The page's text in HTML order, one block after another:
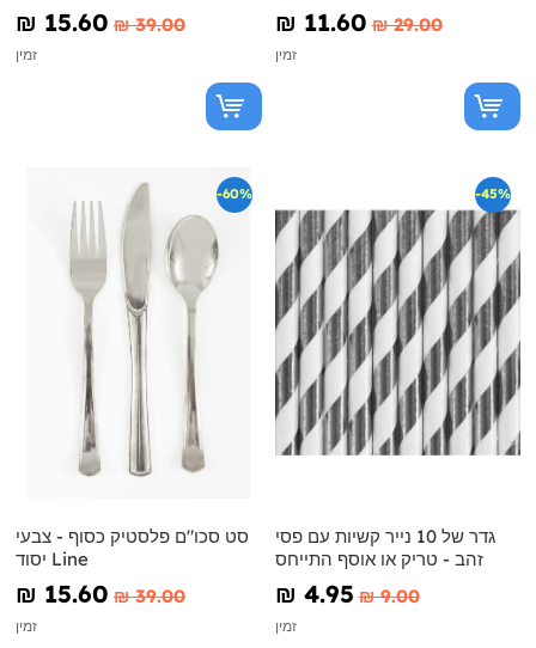
₪‎ 15.60 ₪‎ 39.00
זמין
₪‎ 11.60 ₪‎ 29.00
זמין
-60%
סט סכו"ם פלסטיק כסוף - צבעי
יסוד Line
₪‎ 15.60 ₪‎ 39.00
זמין
-45%
גדר של 10 נייר קשיות עם פסי
זהב - טריק או אוסף התייחס
₪‎ 4.95 ₪‎ 9.00
זמין